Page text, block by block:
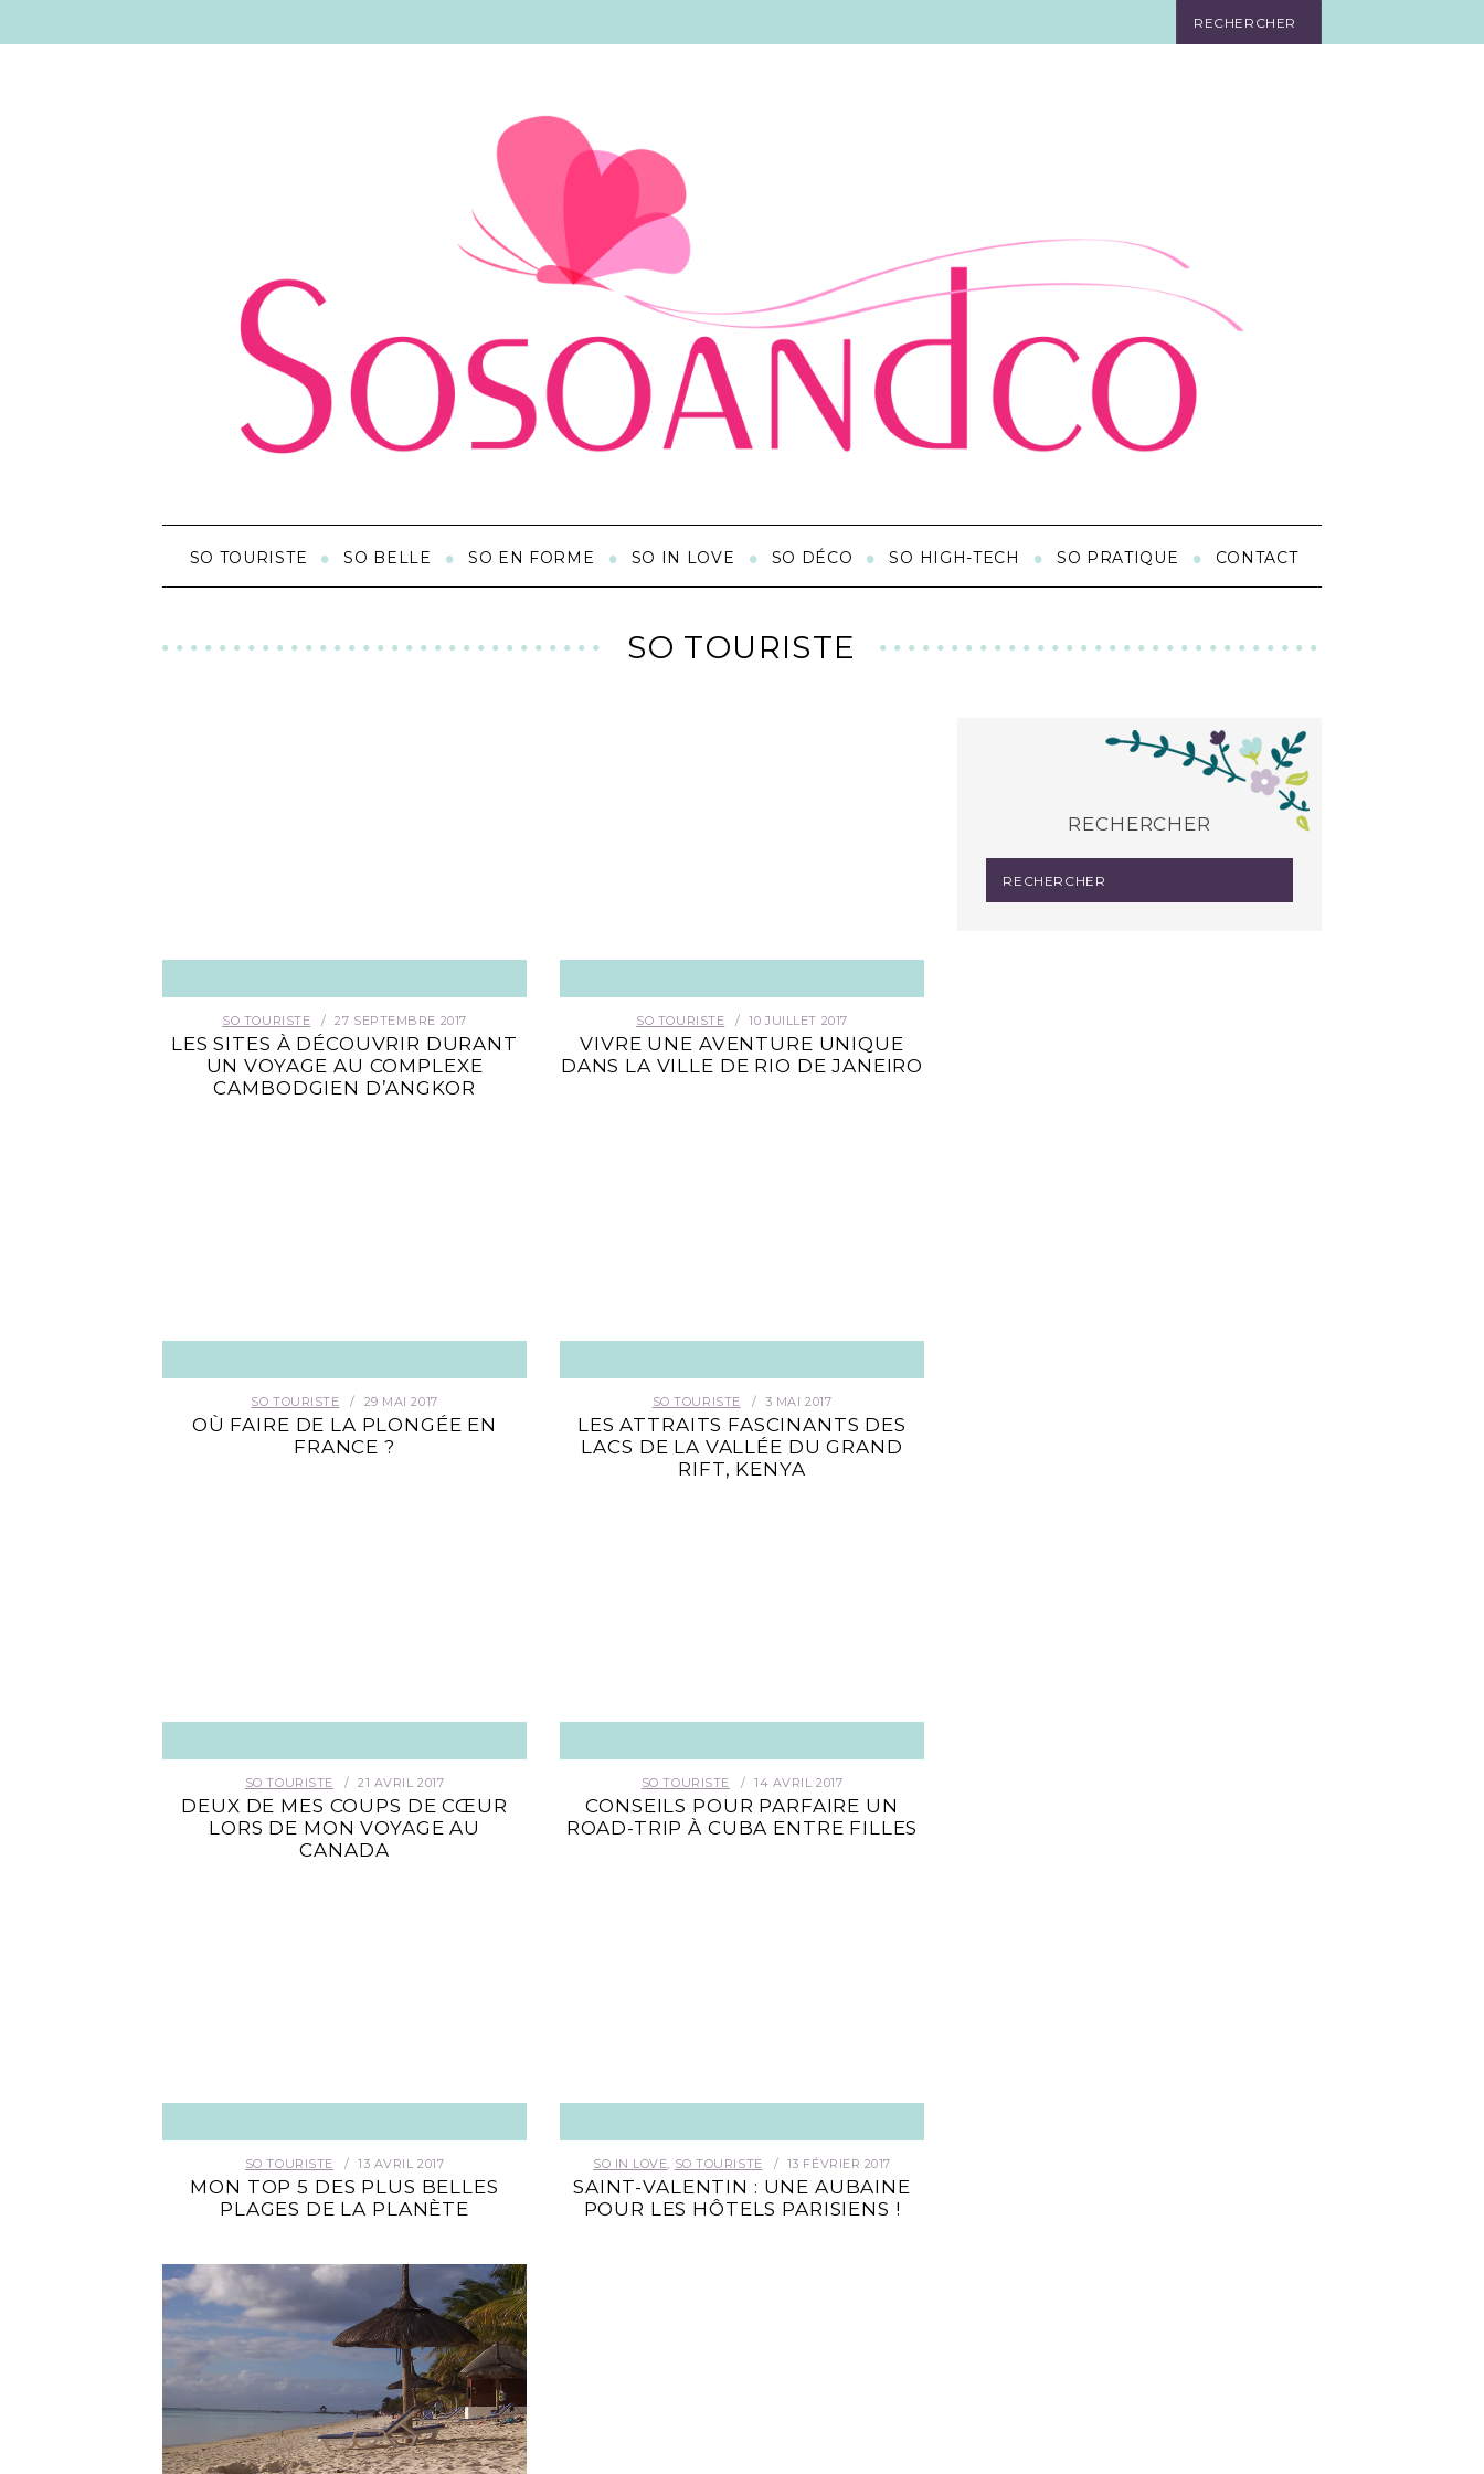
SO TOURISTE SO BELLE SO EN FORME SO IN LOVE SO DÉCO SO HIGH-TECH SO PRATIQUE CONTACT
SO TOURISTE
SO TOURISTE 27 SEPTEMBRE 2017
LES SITES À DÉCOUVRIR DURANT
UN VOYAGE AU COMPLEXE
CAMBODGIEN D’ANGKOR
SO TOURISTE 10 JUILLET 2017
VIVRE UNE AVENTURE UNIQUE
DANS LA VILLE DE RIO DE JANEIRO
SO TOURISTE 29 MAI 2017
OÙ FAIRE DE LA PLONGÉE EN
FRANCE ?
SO TOURISTE 3 MAI 2017
LES ATTRAITS FASCINANTS DES
LACS DE LA VALLÉE DU GRAND
RIFT, KENYA
SO TOURISTE 21 AVRIL 2017
DEUX DE MES COUPS DE CŒUR
LORS DE MON VOYAGE AU
CANADA
SO TOURISTE 14 AVRIL 2017
CONSEILS POUR PARFAIRE UN
ROAD-TRIP À CUBA ENTRE FILLES
SO TOURISTE 13 AVRIL 2017
MON TOP 5 DES PLUS BELLES
PLAGES DE LA PLANÈTE
SO IN LOVE, SO TOURISTE 13 FÉVRIER 2017
SAINT-VALENTIN : UNE AUBAINE
POUR LES HÔTELS PARISIENS !
RECHERCHER